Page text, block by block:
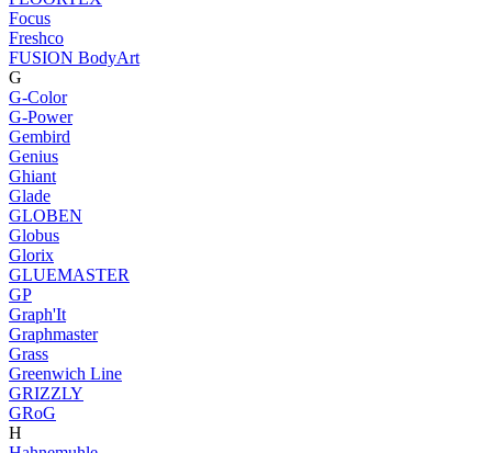
Focus
Freshco
FUSION BodyArt
G
G-Color
G-Power
Gembird
Genius
Ghiant
Glade
GLOBEN
Globus
Glorix
GLUEMASTER
GP
Graph'It
Graphmaster
Grass
Greenwich Line
GRIZZLY
GRoG
H